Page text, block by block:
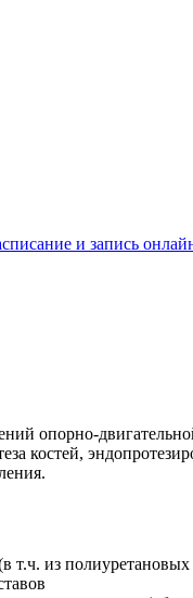
и запись
опорно-
костей,
из полиуретановых